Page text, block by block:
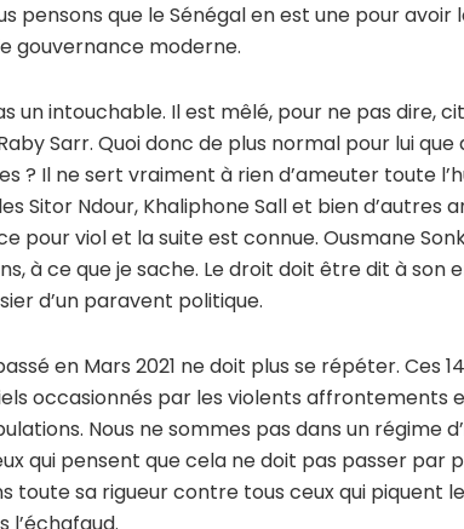
pensons que le Sénégal en est une pour
gouvernance moderne.
un intouchable. Il est mêlé, pour ne pas dire,
Sarr. Quoi donc de plus normal pour lui
? Il ne sert vraiment à rien d’ameuter toute
Sitor Ndour, Khaliphone Sall et bien d’autres
pour viol et la suite est connue. Ousmane
à ce que je sache. Le droit doit être dit à
d’un paravent politique.
en Mars 2021 ne doit plus se répéter. Ces
occasionnés par les violents affrontements
Nous ne sommes pas dans un régime
qui pensent que cela ne doit pas passer par
toute sa rigueur contre tous ceux qui piquent